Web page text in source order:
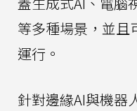
等多種場景，並且
運行。
針對邊緣AI與機器